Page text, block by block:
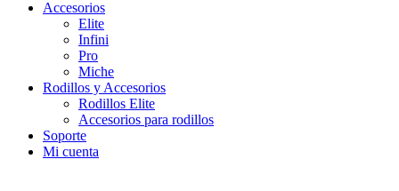
Accesorios
Elite
Infini
Pro
Miche
Rodillos y Accesorios
Rodillos Elite
Accesorios para rodillos
Soporte
Mi cuenta